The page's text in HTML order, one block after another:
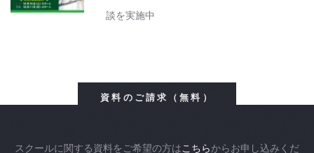
談を実施中
資料のご請求（無料）
スクールに関する資料をご希望の方はこちらからお申し込みくだ